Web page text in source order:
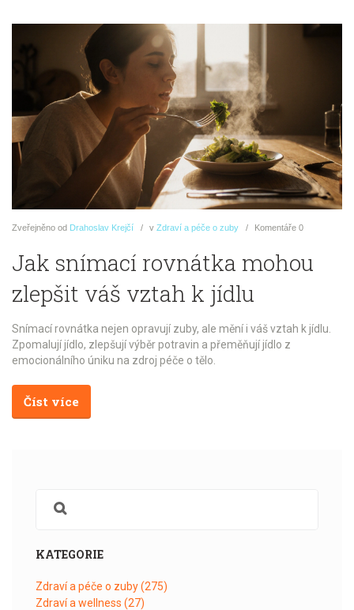
Zveřejněno od Drahoslav Krejčí v Zdraví a péče o zuby Komentáře 0
Jak snímací rovnátka mohou
zlepšit váš vztah k jídlu
Snímací rovnátka nejen opravují zuby, ale mění i váš vztah k jídlu.
Zpomalují jídlo, zlepšují výběr potravin a přeměňují jídlo z
emocionálního úniku na zdroj péče o tělo.
Číst více
KATEGORIE
Zdraví a péče o zuby(275)
Zdraví a wellness (27)